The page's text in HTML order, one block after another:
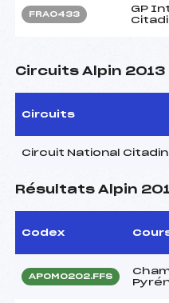
FRA0433
GP
Circuits Alpin 2013
Circuits
Circuit National
Résultats Alpin
Codex
APOM0202.FFS